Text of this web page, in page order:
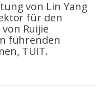
von Lin Yang
für den
Ruijie
führenden
TUIT.